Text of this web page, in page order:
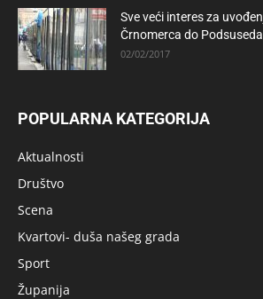
Sve veći interes za
Črnomerca do Podsuseda
02/02/2017
POPULARNA KATEGORIJA
Aktualnosti
Društvo
Scena
Kvartovi- duša našeg grada
Sport
Županija